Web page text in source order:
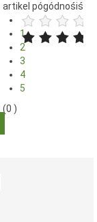
artikel pógódnośiś
1
2
3
4
5
(0 )